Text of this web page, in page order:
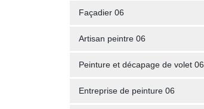
Façadier 06
Artisan peintre 06
Peinture et décapage de volet 06
Entreprise de peinture 06